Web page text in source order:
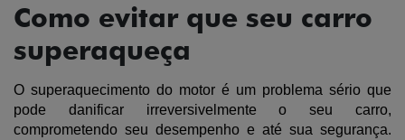
Como evitar que seu carro
superaqueça
O superaquecimento do motor é um problema sério que
pode danificar irreversivelmente o seu carro,
comprometendo seu desempenho e até sua segurança.